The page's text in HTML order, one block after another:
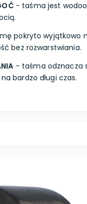
- taśma jest
pokryto wyjątkowo
bez rozwarstwiania.
- taśma odznacza
bardzo długi czas.